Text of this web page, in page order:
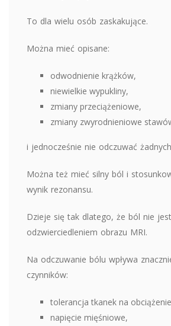
To dla wielu osób zaskakujące.
Można mieć opisane:
odwodnienie krążków,
niewielkie wypukliny,
zmiany przeciążeniowe,
zmiany zwyrodnieniowe
i jednocześnie nie odczuwać
Można też mieć silny ból i
wynik rezonansu.
Dzieje się tak dlatego, że ból nie
odzwierciedleniem obrazu MRI.
Na odczuwanie bólu wpływa
czynników:
tolerancja tkanek na
napięcie mięśniowe,